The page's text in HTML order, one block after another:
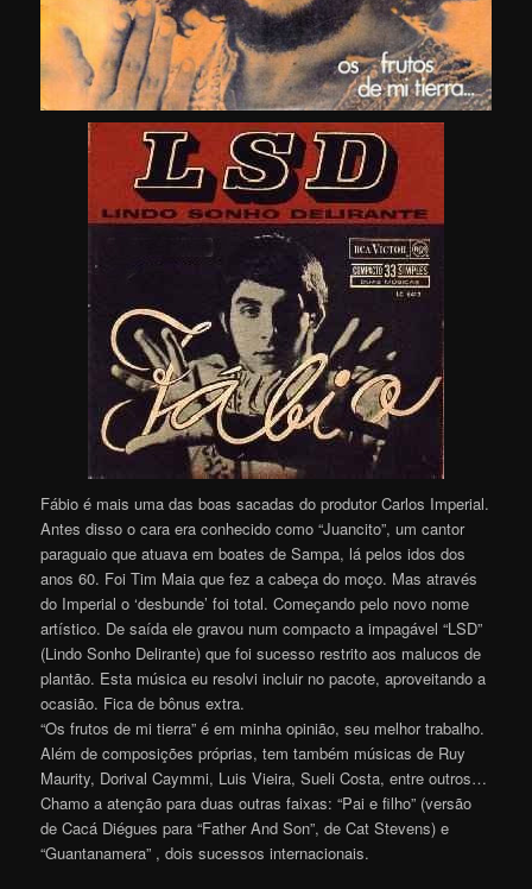
Fábio é mais uma das boas sacadas do produtor Carlos Imperial.
Antes disso o cara era conhecido como “Juancito”, um cantor
paraguaio que atuava em boates de Sampa, lá pelos idos dos
anos 60. Foi Tim Maia que fez a cabeça do moço. Mas através
do Imperial o ‘desbunde’ foi total. Começando pelo novo nome
artístico. De saída ele gravou num compacto a impagável “LSD”
(Lindo Sonho Delirante) que foi sucesso restrito aos malucos de
plantão. Esta música eu resolvi incluir no pacote, aproveitando a
ocasião. Fica de bônus extra.
“Os frutos de mi tierra” é em minha opinião, seu melhor trabalho.
Além de composições próprias, tem também músicas de Ruy
Maurity, Dorival Caymmi, Luis Vieira, Sueli Costa, entre outros…
Chamo a atenção para duas outras faixas: “Pai e filho” (versão
de Cacá Diégues para “Father And Son”, de Cat Stevens) e
“Guantanamera” , dois sucessos internacionais.